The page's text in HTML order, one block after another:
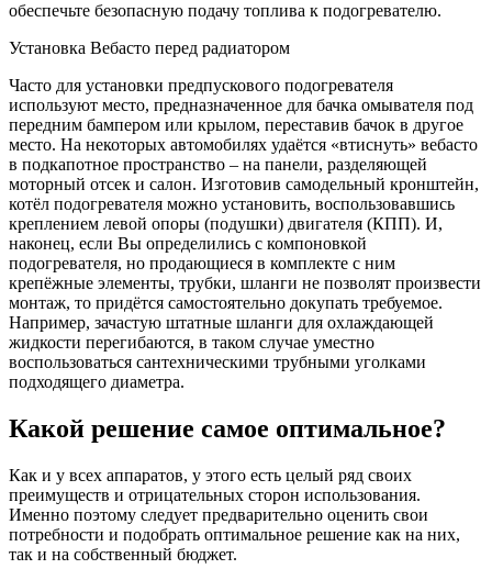
обеспечьте безопасную подачу топлива к подогревателю.
Установка Вебасто перед радиатором
Часто для установки предпускового подогревателя
используют место, предназначенное для бачка омывателя под
передним бампером или крылом, переставив бачок в другое
место. На некоторых автомобилях удаётся «втиснуть» вебасто
в подкапотное пространство – на панели, разделяющей
моторный отсек и салон. Изготовив самодельный кронштейн,
котёл подогревателя можно установить, воспользовавшись
креплением левой опоры (подушки) двигателя (КПП). И,
наконец, если Вы определились с компоновкой
подогревателя, но продающиеся в комплекте с ним
крепёжные элементы, трубки, шланги не позволят произвести
монтаж, то придётся самостоятельно докупать требуемое.
Например, зачастую штатные шланги для охлаждающей
жидкости перегибаются, в таком случае уместно
воспользоваться сантехническими трубными уголками
подходящего диаметра.
Какой решение самое оптимальное?
Как и у всех аппаратов, у этого есть целый ряд своих
преимуществ и отрицательных сторон использования.
Именно поэтому следует предварительно оценить свои
потребности и подобрать оптимальное решение как на них,
так и на собственный бюджет.